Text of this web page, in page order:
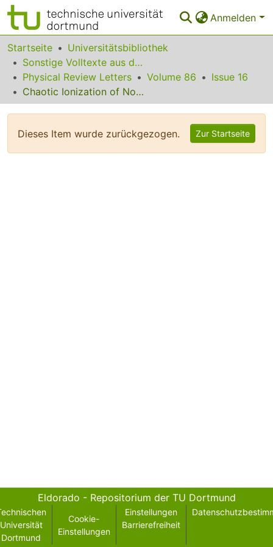
Anmelden
Bereiche & Sammlungen
Das gesamte Repositorium
Statistiken
Startseite
Universitätsbibliothek
Sonstige Volltexte aus dem Bibliotheksangebot
Physical Review Letters
Volume 86
Issue 16
Chaotic Ionization of Nonhydrogenic Alkali Rydberg States
Dieses Item wurde zurückgezogen. Zur Startseite
Eldorado - Repositorium der TU Dortmund
Universität
Dortmund
Cookie-
Einstellungen
Einstellungen
Barrierefreiheit